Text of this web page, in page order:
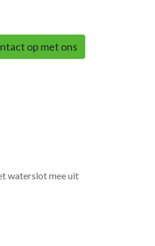
op met ons
waterslot mee uit